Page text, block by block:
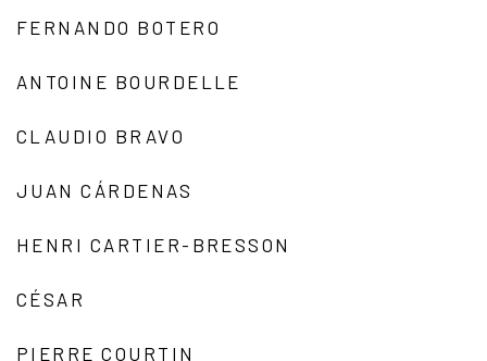
FERNANDO BOTERO
ANTOINE BOURDELLE
CLAUDIO BRAVO
JUAN CÁRDENAS
HENRI CARTIER-BRESSON
CÉSAR
PIERRE COURTIN